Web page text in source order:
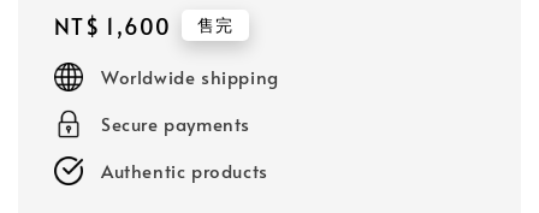
Regular
price
NT$ 1,600 售完
Worldwide shipping
Secure payments
Authentic products